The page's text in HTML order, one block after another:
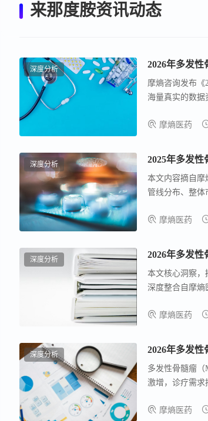
来那度胺资讯动态
深度分析 2026年多发
摩熵咨询发布《
海量真实的数
发走向、理清
摩熵医药
深度分析 2025年多发
本文内容摘自摩
管线分布、整体
品的营收演变
摩熵医药
深度分析 2026年多发性
本文核心洞察，
深度整合自摩熵
面的决策支撑。
摩熵医药
深度分析 2026年多发
多发性骨髓瘤（
激增，诊疗需求
考。摩熵医药